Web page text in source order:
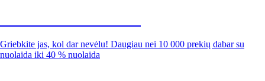
Griebkite jas, kol dar nevėlu! Daugiau nei 10 000 prekių dabar su
nuolaida iki 40 % nuolaida